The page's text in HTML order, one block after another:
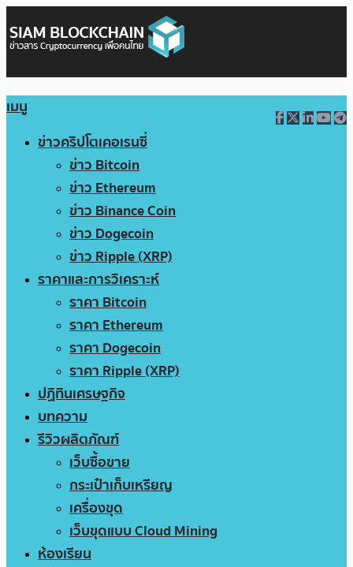
เมนู
ข่าวคริปโตเคอเรนซี่
ข่าว Bitcoin
ข่าว Ethereum
ข่าว Binance Coin
ข่าว Dogecoin
ข่าว Ripple (XRP)
ราคาและการวิเคราะห์
ราคา Bitcoin
ราคา Ethereum
ราคา Dogecoin
ราคา Ripple (XRP)
ปฏิทินเศรษฐกิจ
บทความ
รีวิวผลิตภัณฑ์
เว็บซื้อขาย
กระเป๋าเก็บเหรียญ
เครื่องขุด
เว็บขุดแบบ Cloud Mining
ห้องเรียน